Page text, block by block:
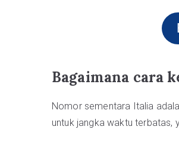
Bagaimana cara
Nomor sementara Italia
untuk jangka waktu terbatas,